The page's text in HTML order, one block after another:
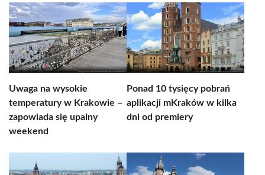
Uwaga na wysokie
temperatury w Krakowie –
zapowiada się upalny
weekend
Ponad 10 tysięcy pobrań
aplikacji mKraków w kilka
dni od premiery